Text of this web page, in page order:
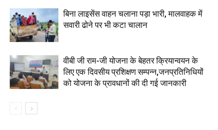
बिना लाइसेंस वाहन चलाना पड़ा भारी, मालवाहक में
सवारी ढोने पर भी कटा चालान
वीबी जी राम-जी योजना के बेहतर क्रियान्वयन के
लिए एक दिवसीय प्रशिक्षण सम्पन्न,जनप्रतिनिधियों
को योजना के प्रावधानों की दी गई जानकारी